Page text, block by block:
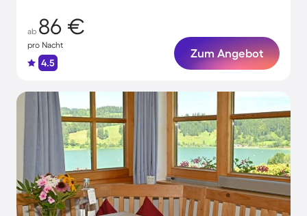
ab 86 €
pro Nacht
4.5
Zum Angebot